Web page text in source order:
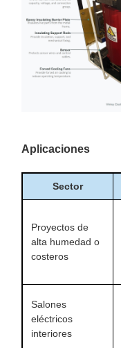
Aplicaciones
Sector
Proyectos de
alta humedad o
costeros
Salones
eléctricos
interiores